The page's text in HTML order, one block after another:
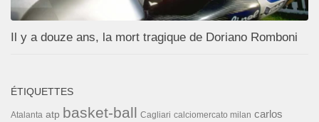
Il y a douze ans, la mort tragique de Doriano Romboni
ÉTIQUETTES
Atalanta atp basket-ball Cagliari calciomercato milan carlos